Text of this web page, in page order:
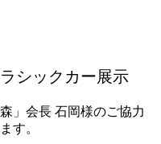
シックカー展示
」会長 石岡様のご協力
す。